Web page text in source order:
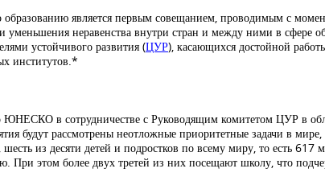
образованию является первым совещанием, проводимым с
уменьшения неравенства внутри стран и между ними в сфере
устойчивого развития (ЦУР), касающихся достойной
институтов.*
ЮНЕСКО в сотрудничестве с Руководящим комитетом ЦУР в
будут рассмотрены неотложные приоритетные задачи в
, шесть из десяти детей и подростков по всему миру, то есть
При этом более двух третей из них посещают школу, что